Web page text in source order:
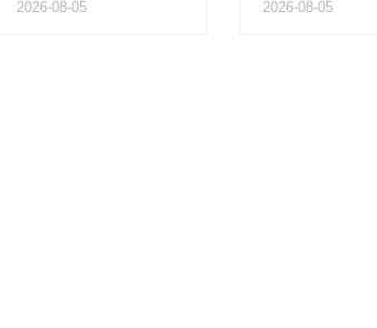
2026-08-05 2026-08-05